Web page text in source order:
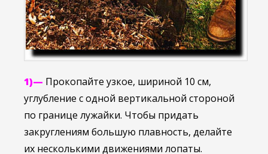
1)— Прокопайте узкое, шириной 10 см,
углубление с одной вертикальной стороной
по границе лужайки. Чтобы придать
закруглениям большую плавность, делайте
их несколькими движениями лопаты.